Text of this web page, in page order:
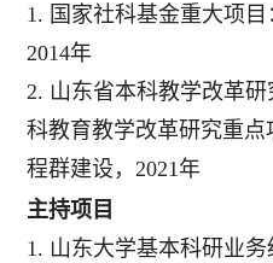
1. 国家社科基金重大项目
2014年
2. 山东省本科教学改革
科教育教学改革研究重
程群建设，2021年
主持项目
1. 山东大学基本科研业务